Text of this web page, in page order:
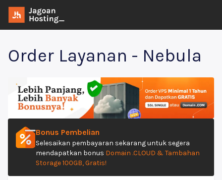
Order Layanan - Nebula
Bonus Pembelian
Selesaikan pembayaran sekarang untuk segera
mendapatkan bonus Domain .CLOUD & Tambahan
Storage 100GB, Gratis!